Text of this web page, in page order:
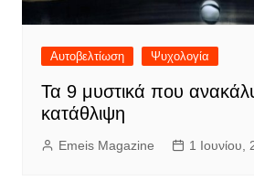
Αυτοβελτίωση Ψυχολογία
Τα 9 μυστικά που
κατάθλιψη
Emeis Magazine 1 Ιουνίου,